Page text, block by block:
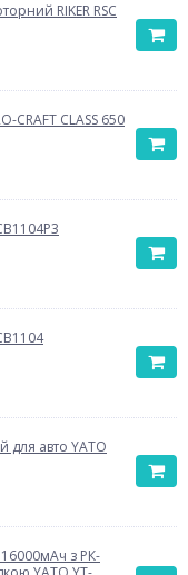
RIKER RSC
CRAFT CLASS 650
для авто YATO
з РК-